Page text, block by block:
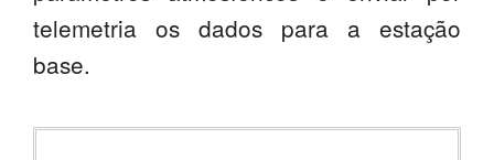
telemetria os dados para a estação
base.